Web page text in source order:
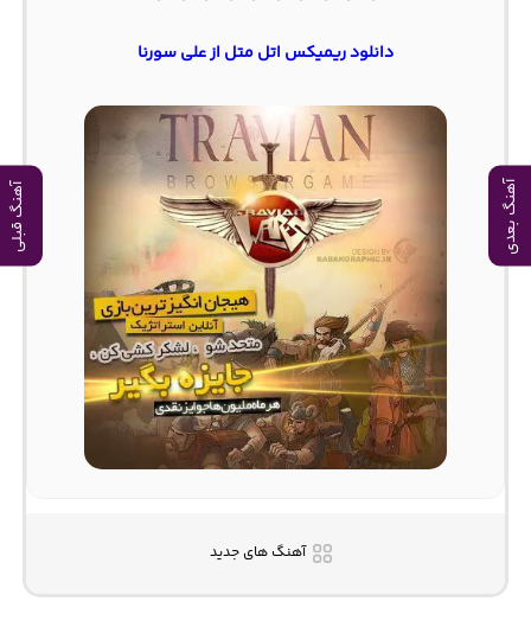
آهنگ بعدی آهنگ قبلی
دانلود ریمیکس اتل متل از علی سورنا
آهنگ های جدید